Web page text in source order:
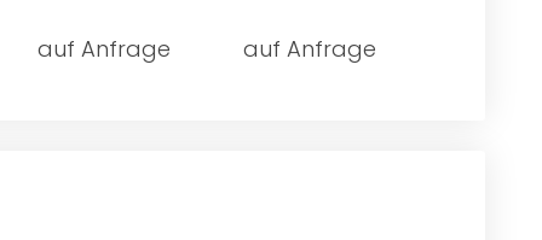
auf Anfrage auf Anfrage